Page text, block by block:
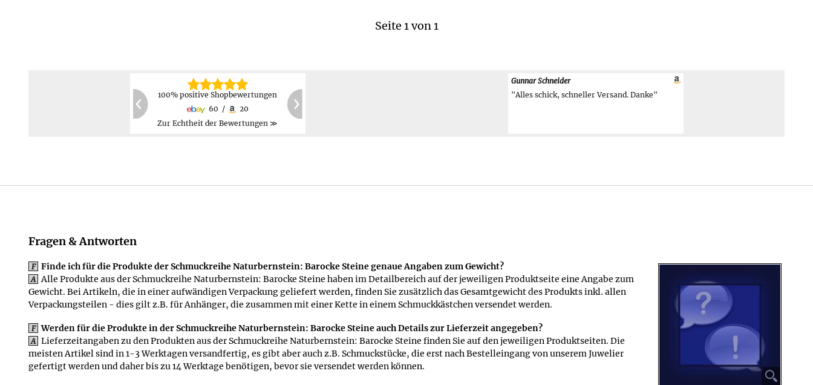
Seite 1 von 1
60 20
30 Tage Rückgabemöglichkeit
Keine Rücksendekosten
2 Jahre Produktgarantie
Kostenlose Reparatur/Austausch
Mehr erfahren ≫
Kreditkarte,
Vorauskasse
Gunnar Schneider
"Alles schick, schneller Versand. Danke"
Fragen & Antworten
⚲
F Finde ich für die Produkte der Schmuckreihe Naturbernstein: Barocke Steine genaue Angaben zum Gewicht?
A Alle Produkte aus der Schmuckreihe Naturbernstein: Barocke Steine haben im Detailbereich auf der jeweiligen Produktseite eine Angabe zum
Gewicht. Bei Artikeln, die in einer aufwändigen Verpackung geliefert werden, finden Sie zusätzlich das Gesamtgewicht des Produkts inkl. allen
Verpackungsteilen - dies gilt z.B. für Anhänger, die zusammen mit einer Kette in einem Schmuckkästchen versendet werden.
F Werden für die Produkte in der Schmuckreihe Naturbernstein: Barocke Steine auch Details zur Lieferzeit angegeben?
A Lieferzeitangaben zu den Produkten aus der Schmuckreihe Naturbernstein: Barocke Steine finden Sie auf den jeweiligen Produktseiten. Die
meisten Artikel sind in 1-3 Werktagen versandfertig, es gibt aber auch z.B. Schmuckstücke, die erst nach Bestelleingang von unserem Juwelier
gefertigt werden und daher bis zu 14 Werktage benötigen, bevor sie versendet werden können.